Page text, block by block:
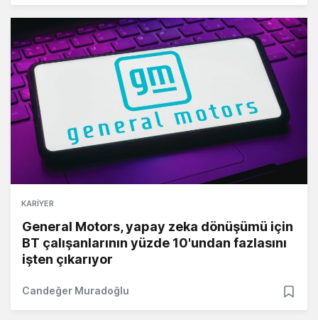
KARIYER
General Motors, yapay zeka dönüşümü için
BT çalışanlarının yüzde 10'undan fazlasını
işten çıkarıyor
Candeğer Muradoğlu